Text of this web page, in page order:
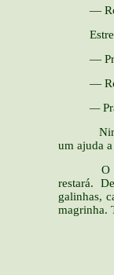
— Rosa,
— Pra
— Rosa,
—
um ajuda
O
restará.
galinhas,
magrinha.